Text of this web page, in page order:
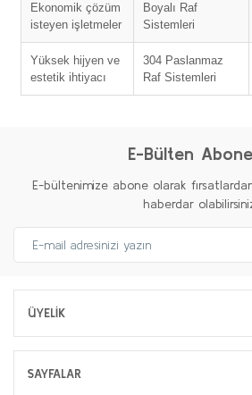
Ekonomik çözüm
isteyen işletmeler
Boyalı Raf
Sistemleri
Yüksek hijyen ve
estetik ihtiyacı
304 Paslanmaz
Raf Sistemleri
E-Bülten
E-bültenimize abone olarak
haberdar
ÜYELİK
SAYFALAR